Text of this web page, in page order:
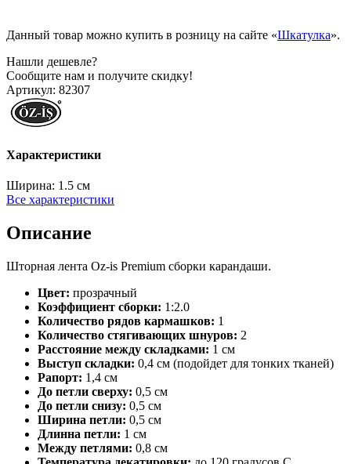
Данный товар можно купить в розницу на сайте «Шкатулка».
Нашли дешевле?
Сообщите нам и получите скидку!
Артикул: 82307
Характеристики
Ширина: 1.5 см
Все характеристики
Описание
Шторная лента Oz-is Premium сборки карандаши.
Цвет: прозрачный
Коэффициент сборки: 1:2.0
Количество рядов кармашков: 1
Количество стягивающих шнуров: 2
Расстояние между складками: 1 см
Выступ складки: 0,4 см (подойдет для тонких тканей)
Рапорт: 1,4 см
До петли сверху: 0,5 см
До петли снизу: 0,5 см
Ширина петли: 0,5 см
Длинна петли: 1 см
Между петлями: 0,8 см